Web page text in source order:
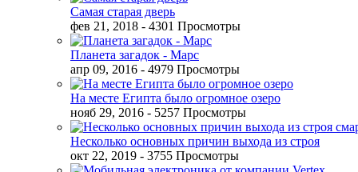
Самая старая дверь
фев 21, 2018 - 4301 Просмотры
Планета загадок - Марс
апр 09, 2016 - 4979 Просмотры
На месте Египта было огромное озеро
нояб 29, 2016 - 5257 Просмотры
Несколько основных причин выхода из строя
окт 22, 2019 - 3755 Просмотры